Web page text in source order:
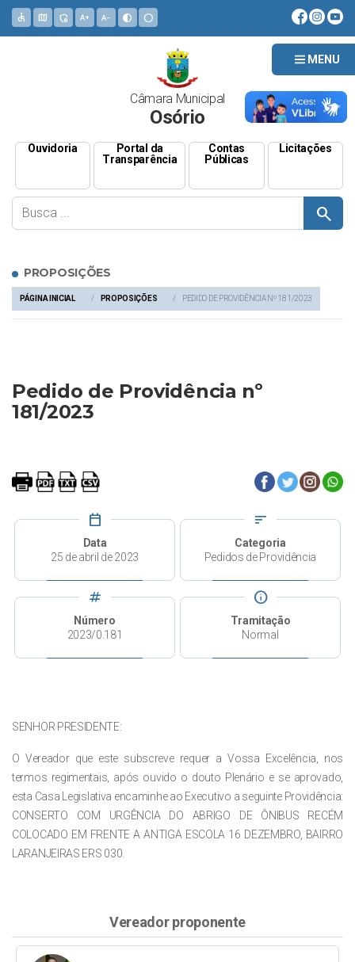
MENU
accessible map admin_panel_settings text_increase text_decrease contrast circle
Câmara Municipal
Osório
Ouvidoria
Portal da
Transparência
Contas
Públicas
Licitações
search
PROPOSIÇÕES
PÁGINA INICIAL PROPOSIÇÕES PEDIDO DE PROVIDÊNCIA Nº 181/2023
Pedido de Providência nº
181/2023
calendar_today
Data
25 de abril de 2023
sort
Categoria
Pedidos de Providência
tag
Número
2023/0.181
info
Tramitação
Normal
SENHOR PRESIDENTE:
O Vereador que este subscreve requer a Vossa Excelência, nos
termos regimentais, após ouvido o douto Plenário e se aprovado,
esta Casa Legislativa encaminhe ao Executivo a seguinteProvidência:
CONSERTO COM URGÊNCIA DO ABRIGO DE ÔNIBUS RECÉM
COLOCADO EM FRENTE A ANTIGA ESCOLA 16 DEZEMBRO, BAIRRO
LARANJEIRAS ERS 030.
Vereador proponente